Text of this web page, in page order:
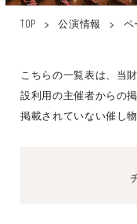
TOP > 公演情報 > ペ
こちらの一覧表は、当
設利用の主催者からの
掲載されていない催し